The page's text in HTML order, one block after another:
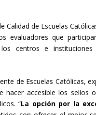
Calidad de Escuelas
evaluadores que
centros e
de Escuelas Católicas,
hacer accesible los
“La opción por la